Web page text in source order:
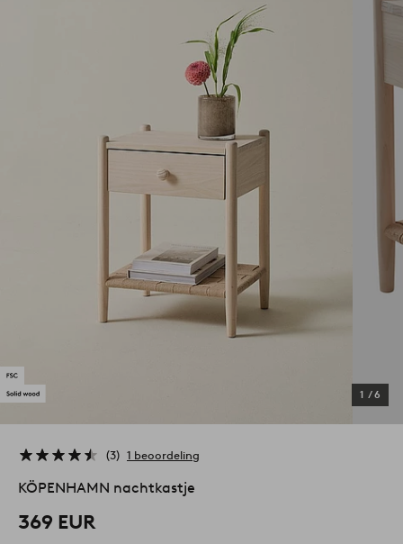
1 /6
3 1 beoordeling
KÖPENHAMN nachtkastje
369 EUR